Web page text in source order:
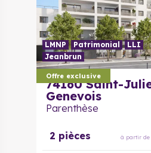
Offre exclusive
LMNP Patrimonial
LLI
Jeanbrun
74160 Saint-
Genevois
Parenthèse
2 pièces à partir de